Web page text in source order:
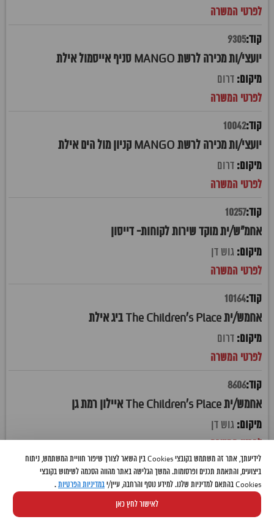
9305
יועצי/ות מכירה לרשת MANGO סניף אייסמול אילת
דרום
10042
יועצי/ות מכירה לרשת MANGO קניון מול הים אילת
דרום
10257
אחמ"ש/ית מוקד שירות לקוחות- דייסון
גוש דן
10164
אחמש/ית The Children's Place ביג אילת
דרום
8606
אחמש/ית The Children's Place איילון רמת גן
גוש דן
10336
אחמש/ית The Children's Place איקאה קריית אתא
לידיעתך, אתר זה משתמש בקובצי Cookies בין השאר לצורך שיפור חוויית המשתמש, ניתוח
ביצועים, והתאמת תכנים ופרסומות. המשך הגלישה באתר מהווה הסכמה לשימוש בקובצי
Cookies בהתאם למדיניות שלנו. למידע נוסף והרחבה, עיין/י
במדיניות הפרטיות .
לאישור לחץ כאן